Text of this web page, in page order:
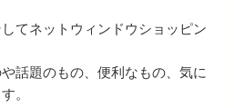
てネットウィンドウショッピン
話題のもの、便利なもの、気に
。